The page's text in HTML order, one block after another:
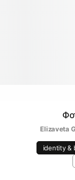
Elizaveta
identity &